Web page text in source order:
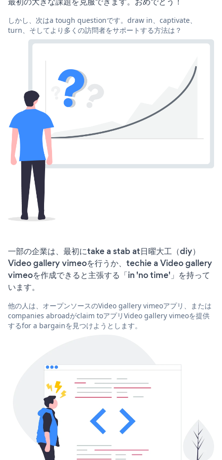
しかし、次はa tough questionです。draw in、captivate、
turn、そしてより多くの訪問者をサポートする方法は？
一部の企業は、最初にtake a stab at日曜大工（diy）
Video gallery vimeoを行うか、techie a Video gallery
vimeoを作成できると主張する「in 'no time'」を持って
います。
他の人は、オープンソースのVideo gallery vimeoアプリ、または
companies abroadがclaim toアプリVideo gallery vimeoを提供
するfor a bargainを見つけようとします。